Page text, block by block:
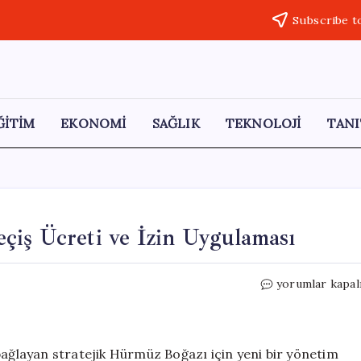
Subscribe
EKONOMİ SAĞLIK TEKNOLOJİ
Ücreti ve İzin Uygulaması
İran’dan
Ücreti
yorumlar
stratejik Hürmüz Boğazı için yeni bir yönetim